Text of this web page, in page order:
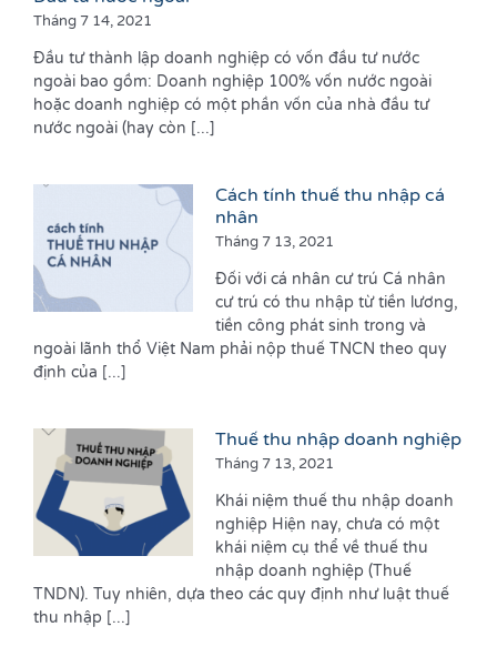
Tháng 7 14, 2021
Đầu tư thành lập doanh nghiệp có vốn đầu tư nước
ngoài bao gồm: Doanh nghiệp 100% vốn nước ngoài
hoặc doanh nghiệp có một phần vốn của nhà đầu tư
nước ngoài (hay còn [...]
Cách tính thuế thu nhập cá
nhân
Tháng 7 13, 2021
Đối với cá nhân cư trú Cá nhân
cư trú có thu nhập từ tiền lương,
tiền công phát sinh trong và
ngoài lãnh thổ Việt Nam phải nộp thuế TNCN theo quy
định của [...]
Thuế thu nhập doanh nghiệp
Tháng 7 13, 2021
Khái niệm thuế thu nhập doanh
nghiệp Hiện nay, chưa có một
khái niệm cụ thể về thuế thu
nhập doanh nghiệp (Thuế
TNDN). Tuy nhiên, dựa theo các quy định như luật thuế
thu nhập [...]